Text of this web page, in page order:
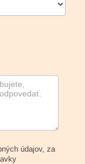
údajov, za